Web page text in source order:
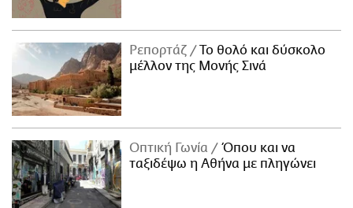
Ρεπορτάζ
Το θολό και δύσκολο
μέλλον της Μονής Σινά
Οπτική Γωνία
Όπου και να
ταξιδέψω η Αθήνα με πληγώνει